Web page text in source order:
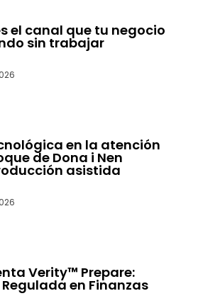
el canal que tu negocio
sin trabajar
en la atención
de Dona i Nen
asistida
Verity™ Prepare:
en Finanzas